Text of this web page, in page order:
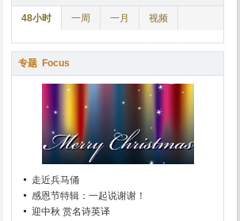
48小时 一周 一月 视频
专题 Focus
走近兵马俑
感恩节特辑：一起说谢谢！
迎中秋 赏名诗英译